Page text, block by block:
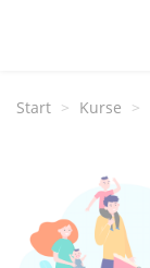
Start Kurse